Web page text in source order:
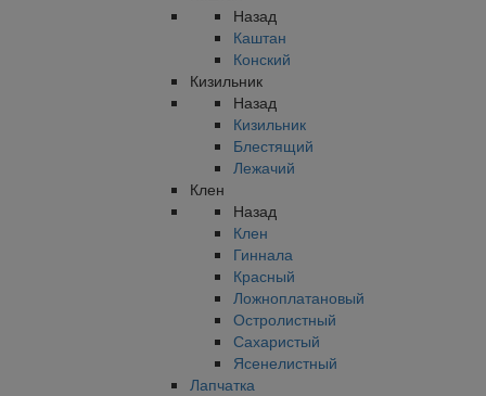
Назад
Каштан
Конский
Кизильник
Назад
Кизильник
Блестящий
Лежачий
Клен
Назад
Клен
Гиннала
Красный
Ложноплатановый
Остролистный
Сахаристый
Ясенелистный
Лапчатка